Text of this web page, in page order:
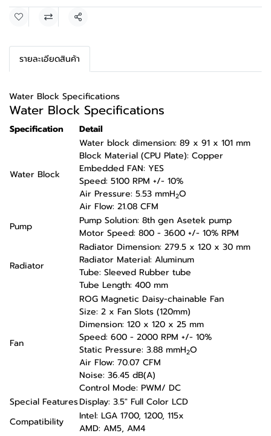
แชร์
รายละเอียดสินค้า
Water Block Specifications
Water Block Specifications
Specification Detail
Water Block
Water block dimension: 89 x 91 x 101 mm
Block Material (CPU Plate): Copper
Embedded FAN: YES
Speed: 5100 RPM +/- 10%
Air Pressure: 5.53 mmH2O
Air Flow: 21.08 CFM
Pump
Pump Solution: 8th gen Asetek pump
Motor Speed: 800 - 3600 +/- 10% RPM
Radiator
Radiator Dimension: 279.5 x 120 x 30 mm
Radiator Material: Aluminum
Tube: Sleeved Rubber tube
Tube Length: 400 mm
Fan
ROG Magnetic Daisy-chainable Fan
Size: 2 x Fan Slots (120mm)
Dimension: 120 x 120 x 25 mm
Speed: 600 - 2000 RPM +/- 10%
Static Pressure: 3.88 mmH2O
Air Flow: 70.07 CFM
Noise: 36.45 dB(A)
Control Mode: PWM/ DC
Special FeaturesDisplay: 3.5" Full Color LCD
Compatibility
Intel: LGA 1700, 1200, 115x
AMD: AM5, AM4